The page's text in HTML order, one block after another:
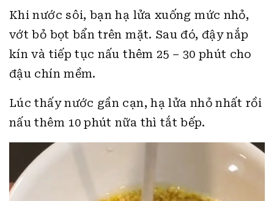
Khi nước sôi, bạn hạ lửa xuống mức nhỏ,
vớt bỏ bọt bẩn trên mặt. Sau đó, đậy nắp
kín và tiếp tục nấu thêm 25 – 30 phút cho
đậu chín mềm.
Lúc thấy nước gần cạn, hạ lửa nhỏ nhất rồi
nấu thêm 10 phút nữa thì tắt bếp.